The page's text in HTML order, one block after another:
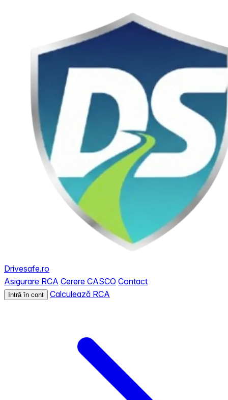
Drivesafe.ro
Asigurare RCA Cerere CASCO Contact
Intră în cont Calculează RCA